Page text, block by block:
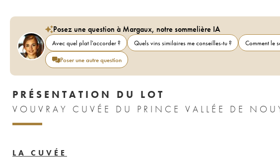
Posez une question à Margaux, notre sommelière IA
Avec quel plat l'accorder ? Quels vins similaires me conseilles-tu ? Comment le
Poser une autre question
PRÉSENTATION DU LOT
VOUVRAY CUVÉE DU PRINCE VALLÉE DE
LA CUVÉE